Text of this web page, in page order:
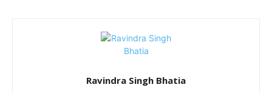
Ravindra Singh Bhatia